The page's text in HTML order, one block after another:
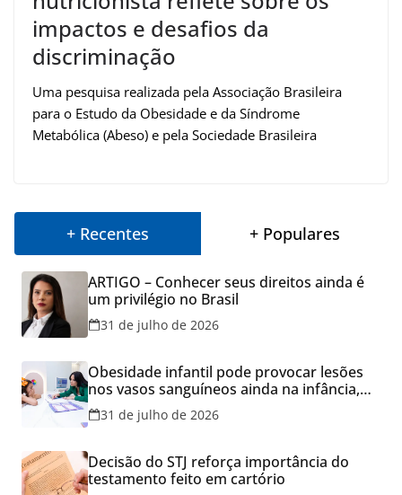
impactos e desafios da
discriminação
Uma pesquisa realizada pela Associação Brasileira
para o Estudo da Obesidade e da Síndrome
Metabólica (Abeso) e pela Sociedade Brasileira
+ Recentes + Populares
ARTIGO – Conhecer seus direitos ainda é
um privilégio no Brasil
31 de julho de 2026
Obesidade infantil pode provocar lesões
nos vasos sanguíneos ainda na infância,
alerta estudo
31 de julho de 2026
Decisão do STJ reforça importância do
testamento feito em cartório